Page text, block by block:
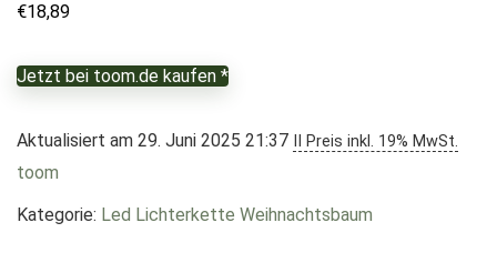
€18,89
Jetzt bei toom.de kaufen *
Aktualisiert am 29. Juni 2025 21:37 II Preis inkl. 19% MwSt.
toom
Kategorie: Led Lichterkette Weihnachtsbaum